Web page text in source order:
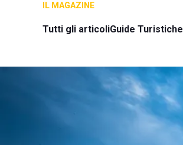
IL MAGAZINE
Tutti gli articoliGuide Turistiche